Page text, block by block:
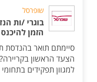
שופרסל
בוגרי /ות
הזמן
סיימתם תואר בהנדסת
הצעד הראשון בקריירה?
למגוון תפקידים